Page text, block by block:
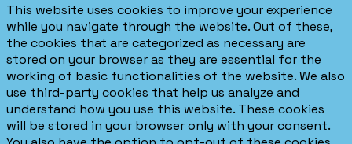
This website uses cookies to improve your experience
while you navigate through the website. Out of these,
the cookies that are categorized as necessary are
stored on your browser as they are essential for the
working of basic functionalities of the website. We also
use third-party cookies that help us analyze and
understand how you use this website. These cookies
will be stored in your browser only with your consent.